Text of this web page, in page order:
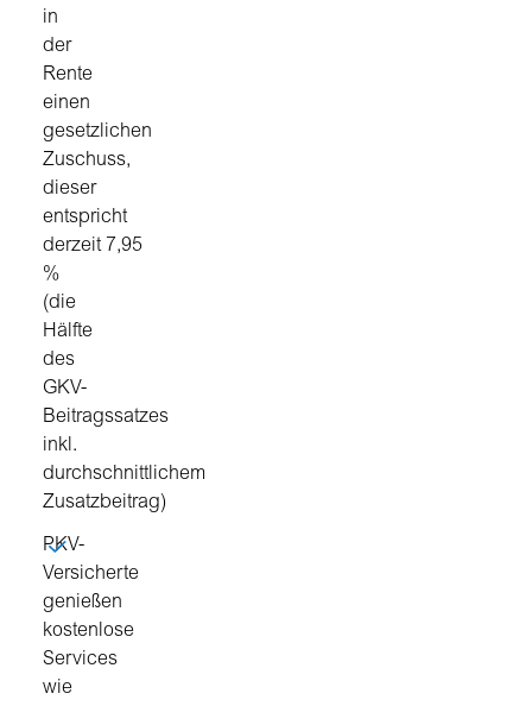
in
der
Rente
einen
gesetzlichen
Zuschuss,
dieser
entspricht
derzeit 7,95
%
(die
Hälfte
des
GKV-
Beitragssatzes
inkl.
durchschnittlichem
Zusatzbeitrag)
PKV-
Versicherte
genießen
kostenlose
Services
wie